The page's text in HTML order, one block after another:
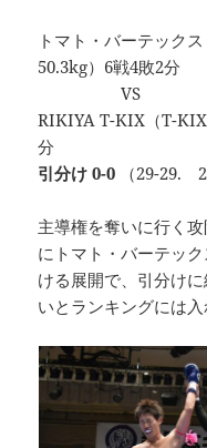
トマト・バーテック
50.3kg）6戦4敗2分
VS
RIKIYA T-KIX（T-
分
引分け 0-0 （29-29.
主導権を奪いに行く
にトマト・バーテッ
ける展開で、引分け
いとランキングには入